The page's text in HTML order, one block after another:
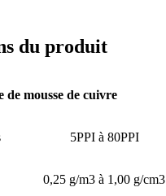
du produit
de mousse de cuivre
5PPI à 80PPI
0,25 g/m3 à 1,00 g/cm3